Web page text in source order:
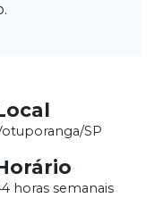
SP
horas semanais